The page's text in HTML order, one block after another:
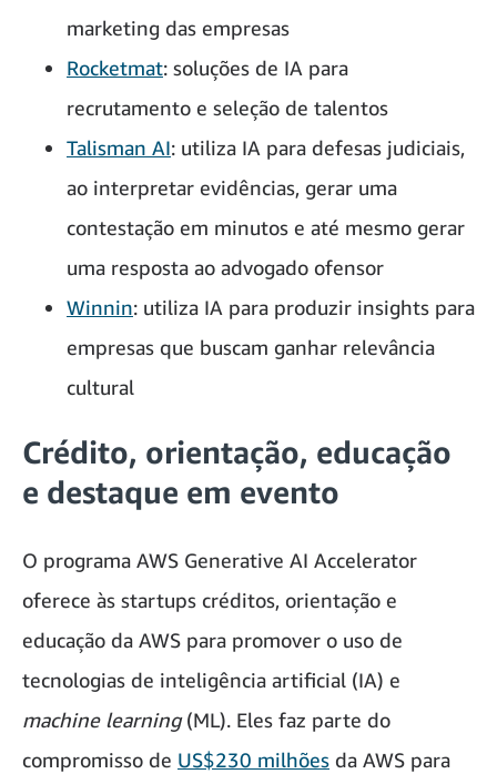
marketing das empresas
Rocketmat: soluções de IA para
recrutamento e seleção de talentos
Talisman AI: utiliza IA para defesas judiciais,
ao interpretar evidências, gerar uma
contestação em minutos e até mesmo gerar
uma resposta ao advogado ofensor
Winnin: utiliza IA para produzir insights para
empresas que buscam ganhar relevância
cultural
Crédito, orientação, educação
e destaque em evento
O programa AWS Generative AI Accelerator
oferece às startups créditos, orientação e
educação da AWS para promover o uso de
tecnologias de inteligência artificial (IA) e
machine learning(ML). Eles faz parte do
compromisso de US$230 milhões da AWS para